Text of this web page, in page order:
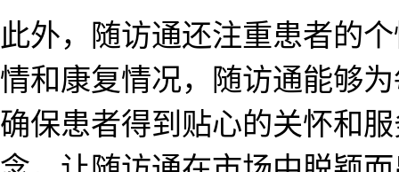
此外，随访通还注重患者的
情和康复情况，随访通能够
确保患者得到贴心的关怀和